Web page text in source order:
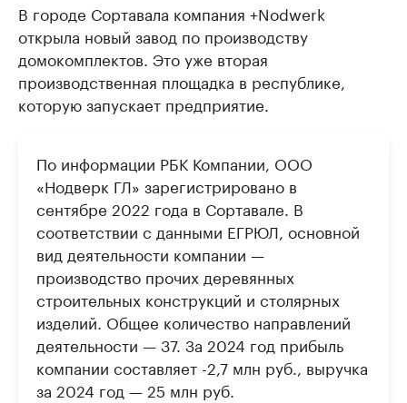
В городе Сортавала компания +Nodwerk
открыла новый завод по производству
домокомплектов. Это уже вторая
производственная площадка в республике,
которую запускает предприятие.
По информации РБК Компании, ООО
«Нодверк ГЛ» зарегистрировано в
сентябре 2022 года в Сортавале. В
соответствии с данными ЕГРЮЛ, основной
вид деятельности компании —
производство прочих деревянных
строительных конструкций и столярных
изделий. Общее количество направлений
деятельности — 37. За 2024 год прибыль
компании составляет -2,7 млн руб., выручка
за 2024 год — 25 млн руб.